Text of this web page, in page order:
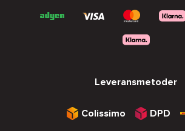
Leveransmetoder
Colissimo DPD